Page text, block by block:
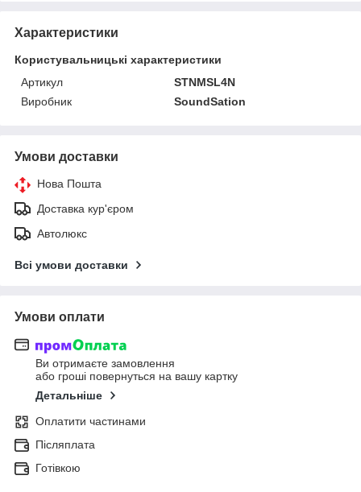
Характеристики
Користувальницькі характеристики
Артикул
STNMSL4N
Виробник
SoundSation
Умови доставки
Нова Пошта
Доставка кур'єром
Автолюкс
Всі умови доставки
Умови оплати
Ви отримаєте замовлення
або гроші повернуться на вашу картку
Детальніше
Оплатити частинами
Післяплата
Готівкою